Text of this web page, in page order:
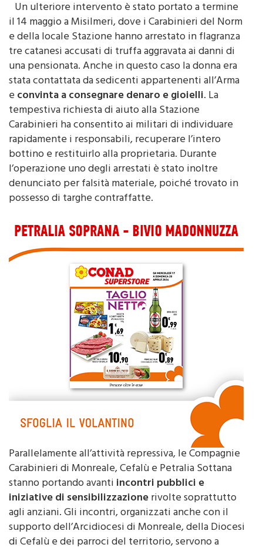
Un ulteriore intervento è stato portato a termine
il 14 maggio a Misilmeri, dove i Carabinieri del Norm
e della locale Stazione hanno arrestato in flagranza
tre catanesi accusati di truffa aggravata ai danni di
una pensionata. Anche in questo caso la donna era
stata contattata da sedicenti appartenenti all’Arma
econvinta a consegnare denaro e gioielli
tempestiva richiesta di aiuto alla Stazione
Carabinieri ha consentito ai militari di individuare
rapidamente i responsabili, recuperare l’intero
bottino e restituirlo alla proprietaria. Durante
l’operazione uno degli arrestati è stato inoltre
denunciato per falsità materiale, poiché trovato in
Parallelamente all’attività repressiva, le Compagnie
Carabinieri di Monreale, Cefalù e Petralia Sottana
stanno portando avantiincontri pubblici e
iniziative di sensibilizzazionerivolte soprattutto
agli anziani. Gli incontri, organizzati anche con il
supporto dell’Arcidiocesi di Monreale, della Diocesi